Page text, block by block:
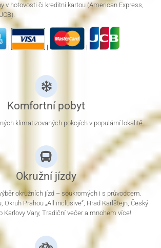
v hotovosti či kreditní kartou (American Express,
| | |
Komfortní pobyt
klimatizovaných pokojích v populární lokalitě.
Okružní jízdy
okružních jízd – soukromých i s průvodcem.
Okruh Prahou „All inclusive“, Hrad Karlštejn, Český
Karlovy Vary, Tradiční večer a mnohem více!